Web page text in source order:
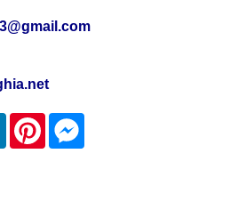
LinkedInPinterest